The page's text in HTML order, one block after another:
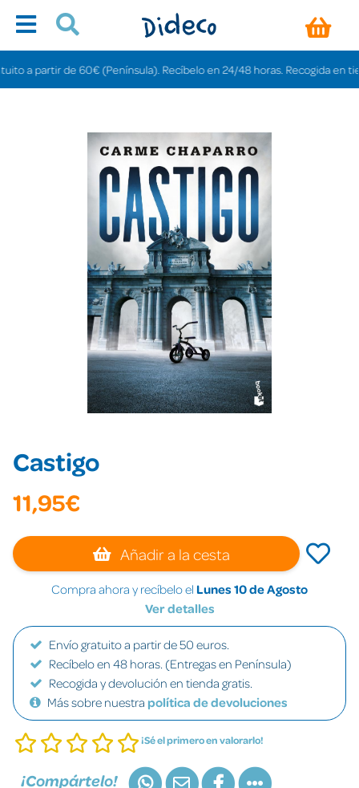
partir de 60€ (Península). Recíbelo en 24/48 horas. Recogida en
Castigo
11,95€
Añadir a la cesta
Compra ahora y recíbelo el Lunes 10 de Agosto
Ver detalles
Envío gratuito a partir de 50 euros.
Recíbelo en 48 horas. (Entregas en Península)
Recogida y devolución en tienda gratis.
Más sobre nuestra política de devoluciones
¡Sé el primero en valorarlo!
¡Compártelo!